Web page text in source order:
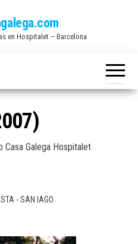
en Hospitalet – Barcelona
Casa Galega Hospitalet
- SAN IAGO